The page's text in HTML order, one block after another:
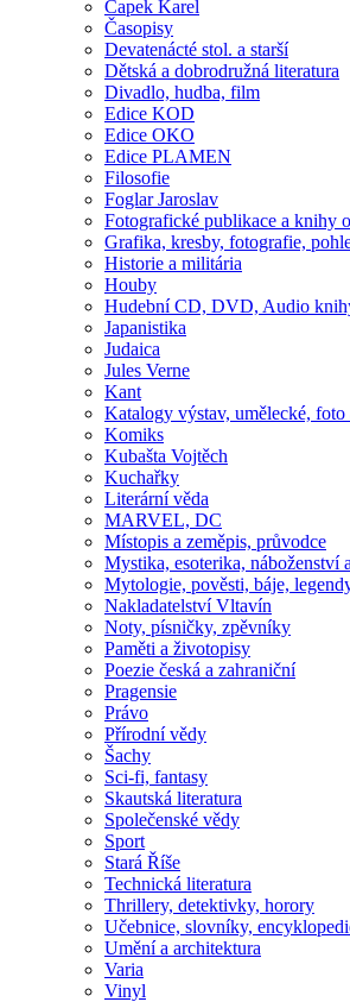
Čapek Karel
Časopisy
Devatenácté stol. a starší
Dětská a dobrodružná literatura
Divadlo, hudba, film
Edice KOD
Edice OKO
Edice PLAMEN
Filosofie
Foglar Jaroslav
Fotografické publikace a knihy
Grafika, kresby, fotografie,
Historie a militária
Houby
Hudební CD, DVD, Audio
Japanistika
Judaica
Jules Verne
Kant
Katalogy výstav, umělecké, foto
Komiks
Kubašta Vojtěch
Kuchařky
Literární věda
MARVEL, DC
Místopis a zeměpis, průvodce
Mystika, esoterika, náboženství
Mytologie, pověsti, báje,
Nakladatelství Vltavín
Noty, písničky, zpěvníky
Paměti a životopisy
Poezie česká a zahraniční
Pragensie
Právo
Přírodní vědy
Šachy
Sci-fi, fantasy
Skautská literatura
Společenské vědy
Sport
Stará Říše
Technická literatura
Thrillery, detektivky, horory
Učebnice, slovníky,
Umění a architektura
Varia
Vinyl